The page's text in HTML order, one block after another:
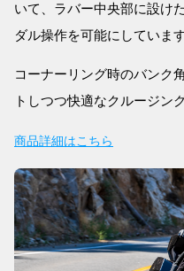
いて、ラバー中央部に設け
ダル操作を可能にしています
コーナーリング時のバンク
トしつつ快適なクルージン
商品詳細はこちら